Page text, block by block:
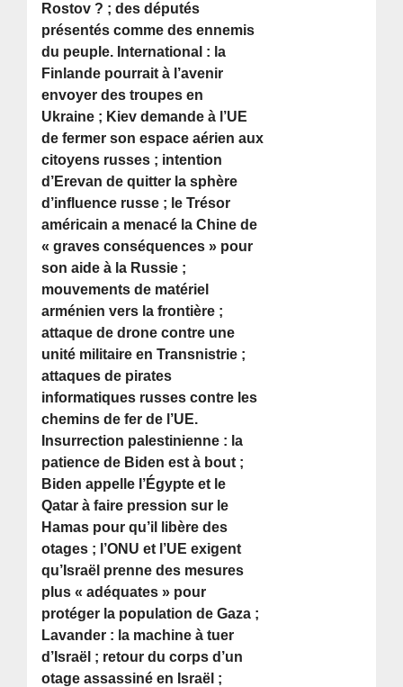
Rostov ? ; des députés
présentés comme des ennemis
du peuple. International : la
Finlande pourrait à l’avenir
envoyer des troupes en
Ukraine ; Kiev demande à l’UE
de fermer son espace aérien aux
citoyens russes ; intention
d’Erevan de quitter la sphère
d’influence russe ; le Trésor
américain a menacé la Chine de
« graves conséquences » pour
son aide à la Russie ;
mouvements de matériel
arménien vers la frontière ;
attaque de drone contre une
unité militaire en Transnistrie ;
attaques de pirates
informatiques russes contre les
chemins de fer de l’UE.
Insurrection palestinienne : la
patience de Biden est à bout ;
Biden appelle l’Égypte et le
Qatar à faire pression sur le
Hamas pour qu’il libère des
otages ; l’ONU et l’UE exigent
qu’Israël prenne des mesures
plus « adéquates » pour
protéger la population de Gaza ;
Lavander : la machine à tuer
d’Israël ; retour du corps d’un
otage assassiné en Israël ;